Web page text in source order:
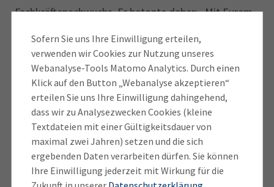
Sofern Sie uns Ihre Einwilligung erteilen,
verwenden wir Cookies zur Nutzung unseres
Webanalyse-Tools Matomo Analytics. Durch einen
Klick auf den Button „Webanalyse akzeptieren“
erteilen Sie uns Ihre Einwilligung dahingehend,
dass wir zu Analysezwecken Cookies (kleine
Textdateien mit einer Gültigkeitsdauer von
maximal zwei Jahren) setzen und die sich
ergebenden Daten verarbeiten dürfen. Sie können
Ihre Einwilligung jederzeit mit Wirkung für die
Fachkräftenachwuchs. Er betonte daher: „Mit Eurem
die Ihr für die duale Ausbildung leistet, seid Ihr aus
der Berufsorientierung nicht mehr wegzudenken. Mit
jedem Schüler, den Ihr dazu motiviert, sich für eine
Ausbildung zu bewerben, leistet Ihr einen wichtigen
Beitrag dazu, den Fachkräftemangel in der Wirtschaft
ein Stück weit abzumildern.“ Schöffmann dankte
nicht nur den Scouts für ihre Teilnahme am Projekt,
sondern ein großes Lob ging auch an die
Ausbildungsbetriebe, die das Projekt so fantastisch